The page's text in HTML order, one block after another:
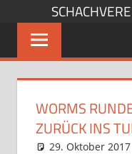
springen
WORMS
ZURÜCK INS
29. Oktober 2017